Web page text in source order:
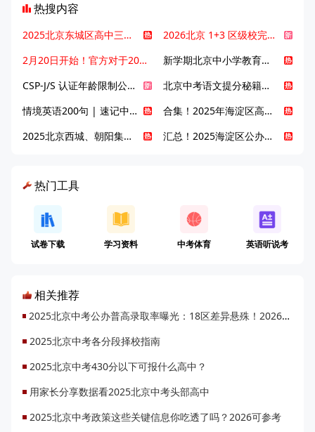
热搜内容
2025北京东城区高中三大梯队高中有哪些？录取分数线是多少？
2026北京 1+3 区级校完整名单发布，13549 个名额该如何规划报考？
2月20日开始！官方对于2025年北京市中招体检问题解答！
新学期北京中小学教育八大变化全解析：学位、政策、教学等方面迎新变革
CSP-J/S 认证年龄限制公告发布，新规即日起实施！
北京中考语文提分秘籍！攻克 5000 易混易错字
情境英语200句 | 速记中考英语1600词
合集！2025年海淀区高中校情介绍
2025北京西城、朝阳集团校直升新动态
汇总！2025海淀区公办高中校情全解
热门工具
试卷下载 学习资料 中考体育 英语听说考
相关推荐
2025北京中考公办普高录取率曝光：18区差异悬殊！2026升学机会将增1.48万
2025北京中考各分段择校指南
2025北京中考430分以下可报什么高中？
用家长分享数据看2025北京中考头部高中
2025北京中考政策这些关键信息你吃透了吗？2026可参考